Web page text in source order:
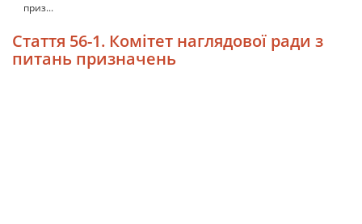
приз...
Стаття 56-1. Комітет наглядової ради з
питань призначень